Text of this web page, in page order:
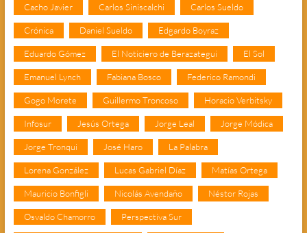
Cacho Javier Carlos Siniscalchi Carlos Sueldo
Crónica Daniel Sueldo Edgardo Boyraz
Eduardo Gómez El Noticiero de Berazategui El Sol
Emanuel Lynch Fabiana Bosco Federico Ramondi
Gogo Morete Guillermo Troncoso Horacio Verbitsky
Infosur Jesús Ortega Jorge Leal Jorge Módica
Jorge Tronqui José Haro La Palabra
Lorena González Lucas Gabriel Díaz Matías Ortega
Mauricio Bonfigli Nicolás Avendaño Néstor Rojas
Osvaldo Chamorro Perspectiva Sur